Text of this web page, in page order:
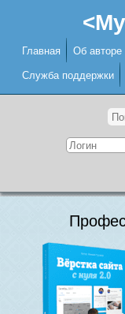
Главная Об авторе
Служба поддержки